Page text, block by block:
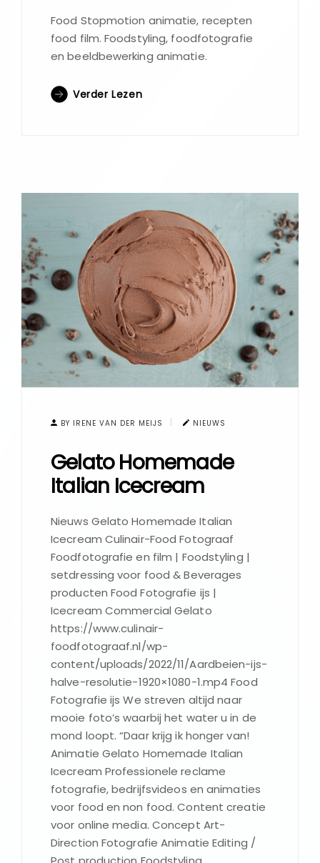
Food Stopmotion animatie, recepten
food film. Foodstyling, foodfotografie
en beeldbewerking animatie.
Verder Lezen
BY IRENE VAN DER MEIJS NIEUWS
Gelato Homemade
Italian Icecream
Nieuws Gelato Homemade Italian
Icecream Culinair-Food Fotograaf
Foodfotografie en film | Foodstyling |
setdressing voor food & Beverages
producten Food Fotografie ijs |
Icecream Commercial Gelato
https://www.culinair-
foodfotograaf.nl/wp-
content/uploads/2022/11/Aardbeien-ijs-
halve-resolutie-1920×1080-1.mp4 Food
Fotografie ijs We streven altijd naar
mooie foto’s waarbij het water u in de
mond loopt. “Daar krijg ik honger van!
Animatie Gelato Homemade Italian
Icecream Professionele reclame
fotografie, bedrijfsvideos en animaties
voor food en non food. Content creatie
voor online media. Concept Art-
Direction Fotografie Animatie Editing /